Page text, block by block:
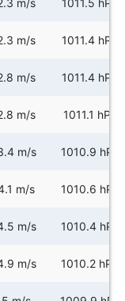
m/s 1011.4 hPa
m/s 1011.4 hPa
m/s 1011.1 hPa
m/s 1010.9 hPa
m/s 1010.6 hPa
m/s 1010.4 hPa
m/s 1010.2 hPa